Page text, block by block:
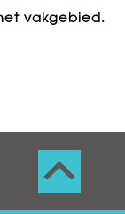
vakgebied.